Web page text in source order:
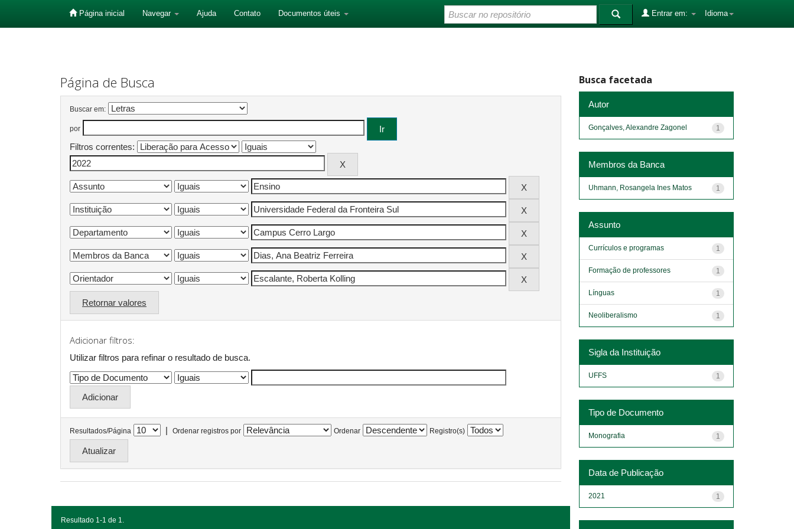
Página inicial Navegar Ajuda Contato Documentos úteis Idioma
Entrar em:
Página de Busca
Buscar em:
por
Filtros correntes:
Retornar valores
Adicionar filtros:
Utilizar filtros para refinar o resultado de busca.
Resultados/Página | Ordenar registros por Ordenar Registro(s)
Resultado 1-1 de 1.
Busca facetada
Autor
1
Gonçalves, Alexandre Zagonel
Membros da Banca
1
Uhmann, Rosangela Ines Matos
Assunto
1
Currículos e programas
1
Formação de professores
1
Línguas
1
Neoliberalismo
Sigla da Instituição
1
UFFS
Tipo de Documento
1
Monografia
Data de Publicação
1
2021